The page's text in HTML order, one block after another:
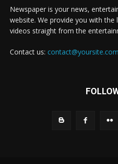
Newspaper is your news,
website. We provide you with the
videos straight from the
Contact us: contact@yoursite.com